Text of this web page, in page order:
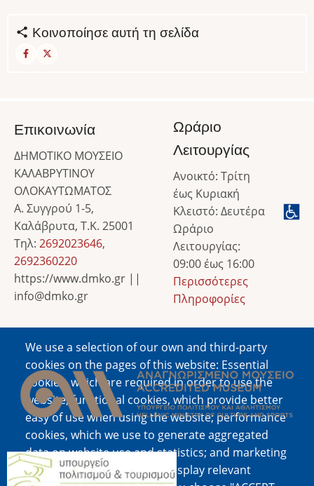
Κοινοποίησε αυτή τη σελίδα
We use a selection of our own and third-party
cookies on the pages of this website: Essential
cookies, which are required in order to use the
website; functional cookies, which provide better
easy of use when using the website; performance
cookies, which we use to generate aggregated
data on website use and statistics; and marketing
cookies, which are used to display relevant
Επικοινωνία
ΔΗΜΟΤΙΚΟ ΜΟΥΣΕΙΟ
ΚΑΛΑΒΡΥΤΙΝΟΥ
ΟΛΟΚΑΥΤΩΜΑΤΟΣ
Α. Συγγρού 1-5,
Καλάβρυτα, Τ.Κ. 25001
Τηλ: 2692023646,
2692360220
https://www.dmko.gr ||
info@dmko.gr
Ωράριο
Λειτουργίας
Ανοικτό: Τρίτη
έως Κυριακή
Κλειστό: Δευτέρα
Ωράριο
Λειτουργίας:
09:00 έως 16:00
Περισσότερες
Πληροφορίες
Image
Image